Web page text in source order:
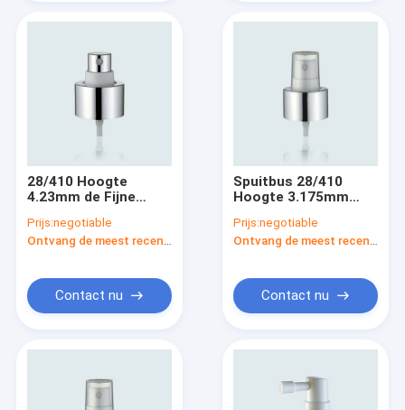
Producten
28/410 Hoogte
4.23mm de Fijne
van de
Aluminiumschroef
Prijs:negotiable
Contact nu
Spuitbus 28/410
Hoogte 3.175mm
persoonlijke
verzorging Fijne Mist
Prijs:negotiable
Contact nu